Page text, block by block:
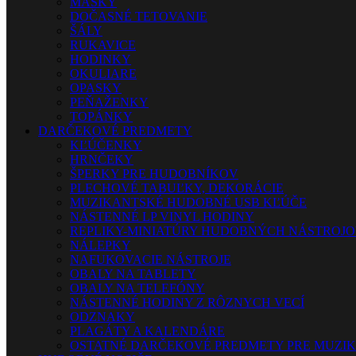
DOČASNÉ TETOVANIE
ŠÁLY
RUKAVICE
HODINKY
OKULIARE
OPASKY
PEŇAŽENKY
TOPÁNKY
DARČEKOVÉ PREDMETY
KĽÚČENKY
HRNČEKY
ŠPERKY PRE HUDOBNÍKOV
PLECHOVÉ TABUĽKY, DEKORÁCIE
MUZIKANTSKÉ HUDOBNÉ USB KĽÚČE
NÁSTENNÉ LP VINYL HODINY
REPLIKY-MINIATÚRY HUDOBNÝCH
NÁLEPKY
NAFUKOVACIE NÁSTROJE
OBALY NA TABLETY
OBALY NA TELEFÓNY
NÁSTENNÉ HODINY Z RÔZNYCH VECÍ
ODZNAKY
PLAGÁTY A KALENDÁRE
OSTATNÉ DARČEKOVÉ PREDMETY PRE